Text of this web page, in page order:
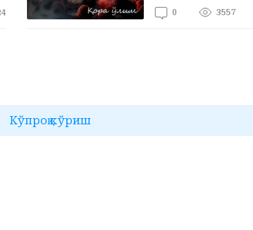
0 3557
Кўпроқ кўриш